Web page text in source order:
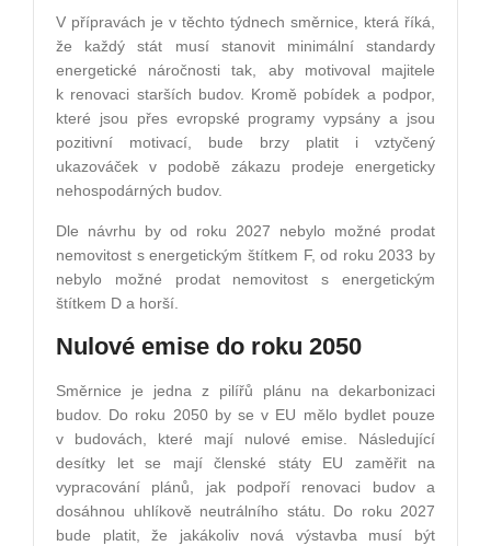
V přípravách je v těchto týdnech směrnice, která říká,
že každý stát musí stanovit minimální standardy
energetické náročnosti tak, aby motivoval majitele
k renovaci starších budov. Kromě pobídek a podpor,
které jsou přes evropské programy vypsány a jsou
pozitivní motivací, bude brzy platit i vztyčený
ukazováček v podobě zákazu prodeje energeticky
nehospodárných budov.
Dle návrhu by od roku 2027 nebylo možné prodat
nemovitost s energetickým štítkem F, od roku 2033 by
nebylo možné prodat nemovitost s energetickým
štítkem D a horší.
Nulové emise do roku 2050
Směrnice je jedna z pilířů plánu na dekarbonizaci
budov. Do roku 2050 by se v EU mělo bydlet pouze
v budovách, které mají nulové emise. Následující
desítky let se mají členské státy EU zaměřit na
vypracování plánů, jak podpoří renovaci budov a
dosáhnou uhlíkově neutrálního státu. Do roku 2027
bude platit, že jakákoliv nová výstavba musí být